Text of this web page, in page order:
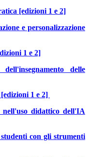
[edizioni 1 e 2]
e personalizzazione
1 e 2]
delle
1 e 2]
didattico dell'IA
con gli strumenti